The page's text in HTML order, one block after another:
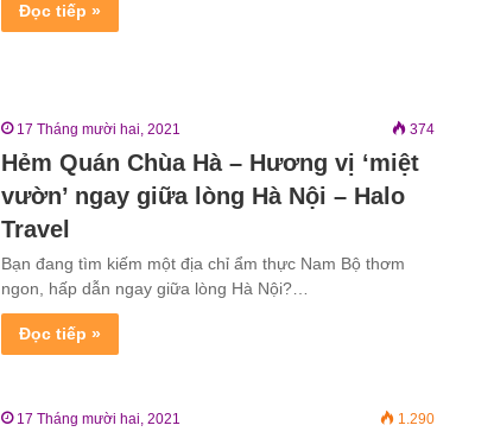
Đọc tiếp »
17 Tháng mười hai, 2021 374
Hẻm Quán Chùa Hà – Hương vị ‘miệt
vườn’ ngay giữa lòng Hà Nội – Halo
Travel
Bạn đang tìm kiếm một địa chỉ ẩm thực Nam Bộ thơm
ngon, hấp dẫn ngay giữa lòng Hà Nội?…
Đọc tiếp »
17 Tháng mười hai, 2021 1.290